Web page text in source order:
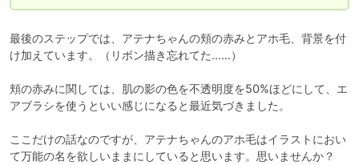
最後のステップでは、アテナちゃんの頬の赤みとアホ毛、背景を付
け加えています。（リボン描き忘れてた……）
頬の赤みに関しては、肌の影の色を不透明度を50%ほどにして、エ
アブラシを使うといい感じになると最近気づきました。
ここだけの話なのですが、アテナちゃんのアホ毛はイラストにおい
て万能の名を欲しいままにしていると思います。思いませんか？